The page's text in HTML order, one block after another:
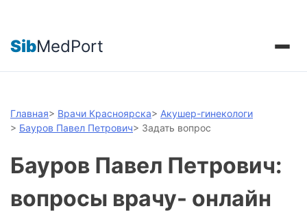
SibMedPort
Главная> Врачи Красноярска> Акушер-гинекологи
> Бауров Павел Петрович> Задать вопрос
Бауров Павел Петрович:
вопросы врачу- онлайн